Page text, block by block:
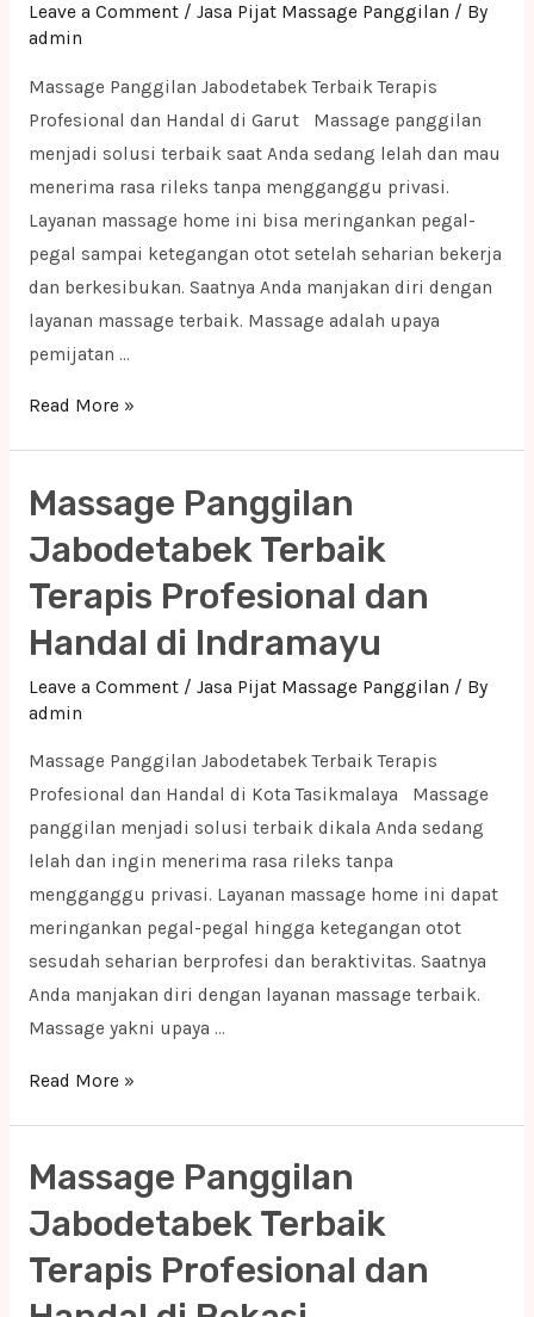
Pandeglang
Leave a Comment / Jasa Pijat Massage Panggilan / By
admin
Massage Panggilan Jabodetabek Terbaik Terapis
Profesional dan Handal di Garut Massage panggilan
menjadi solusi terbaik saat Anda sedang lelah dan mau
menerima rasa rileks tanpa mengganggu privasi.
Layanan massage home ini bisa meringankan pegal-
pegal sampai ketegangan otot setelah seharian bekerja
dan berkesibukan. Saatnya Anda manjakan diri dengan
layanan massage terbaik. Massage adalah upaya
pemijatan …
Massage
Terbaik
Terapis
dan
Handal
Kota
Read More »
Massage Panggilan
Jabodetabek Terbaik
Terapis Profesional dan
Handal di Indramayu
Leave a Comment / Jasa Pijat Massage Panggilan / By
admin
Massage Panggilan Jabodetabek Terbaik Terapis
Profesional dan Handal di Kota Tasikmalaya Massage
panggilan menjadi solusi terbaik dikala Anda sedang
lelah dan ingin menerima rasa rileks tanpa
mengganggu privasi. Layanan massage home ini dapat
meringankan pegal-pegal hingga ketegangan otot
sesudah seharian berprofesi dan beraktivitas. Saatnya
Anda manjakan diri dengan layanan massage terbaik.
Massage yakni upaya …
Massage
Terbaik
Terapis
dan
Read More »
Massage Panggilan
Jabodetabek Terbaik
Terapis Profesional dan